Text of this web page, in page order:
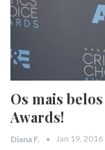
Os mais
Awards!
Diana F. Jan 19, 2016